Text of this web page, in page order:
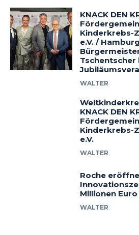
KNACK DEN
Kinderkrebs-
e.V. /
Tschentscher
WALTER
KNACK DEN
Kinderkrebs-
e.V.
WALTER
Roche
Millionen
WALTER